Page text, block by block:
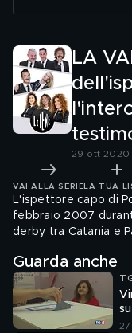
LA
29 ott 2020
VAI ALLA SERIE LA TUA
L'ispettore capo di
febbraio 2007
derby tra Catania e
Alcune
possibile
tracce di un
Guarda anche